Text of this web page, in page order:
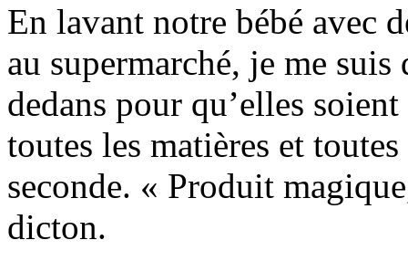
En lavant notre bébé avec
au supermarché, je me
dedans pour qu’elles
toutes les matières et
seconde. « Produit
dicton.